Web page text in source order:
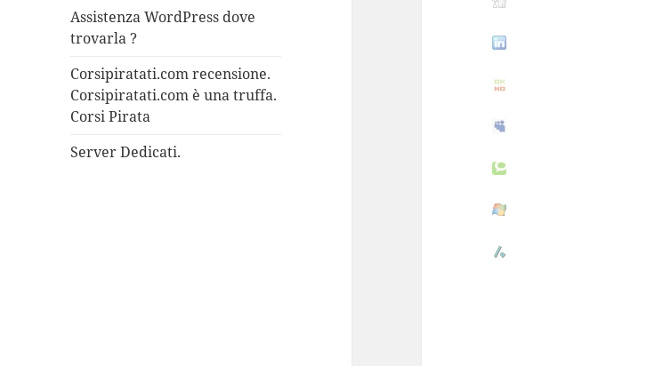
Assistenza WordPress dove
trovarla ?
Corsipiratati.com recensione.
Corsipiratati.com è una truffa.
Corsi Pirata
Server Dedicati.